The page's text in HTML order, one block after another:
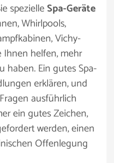
spezielleSpa-Geräte
Whirlpools,
Vichy-
Ihnen helfen, mehr
haben. Ein gutes Spa-
erklären, und
ausführlich
ein gutes Zeichen,
werden, einen
Offenlegung